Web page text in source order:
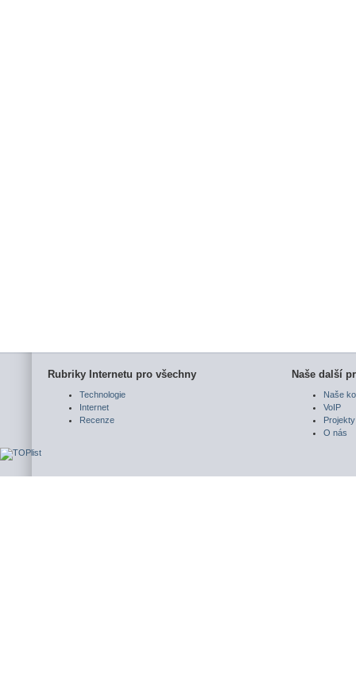
Rubriky Internetu pro všechny
Technologie
Internet
Recenze
Naše další
Naše
VoIP
Projekty
O nás